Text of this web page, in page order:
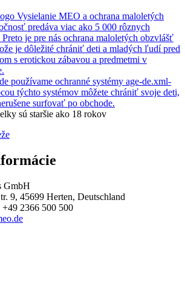
Vysielanie MEO a ochrana maloletých
predáva viac ako 5 000 rôznych
je pre nás ochrana maloletých obzvlášť
je dôležité chrániť deti a mladých ľudí pred
s erotickou zábavou a predmetmi v
používame ochranné systémy age-de.xml-
týchto systémov môžete chrániť svoje deti,
surfovať po obchode.
sú staršie ako 18 rokov
GmbH
9, 45699 Herten, Deutschland
+49 2366 500 500